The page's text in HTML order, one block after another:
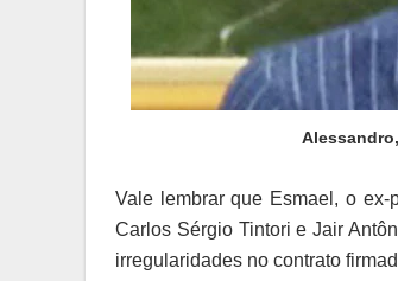
Vale lembrar que Esmael, o ex-
Carlos Sérgio Tintori e Jair
irregularidades no contrato